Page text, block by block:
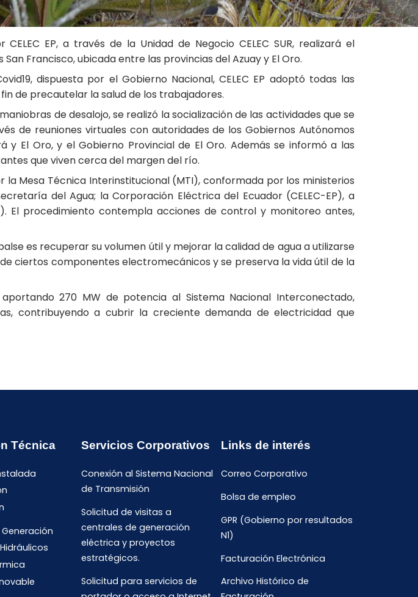
EP, a través de la Unidad de Negocio CELEC SUR, realizará el
Francisco, ubicada entre las provincias del Azuay y El Oro.
dispuesta por el Gobierno Nacional, CELEC EP adoptó todas las
de precautelar la salud de los trabajadores.
de desalojo, se realizó la socialización de las actividades que se
de reuniones virtuales con autoridades de los Gobiernos Autónomos
y El Oro, y el Gobierno Provincial de El Oro. Además se informó a las
que viven cerca del margen del río.
Mesa Técnica Interinstitucional (MTI), conformada por los ministerios
del Agua; la Corporación Eléctrica del Ecuador (CELEC-EP), a
El procedimiento contempla acciones de control y monitoreo antes,
es recuperar su volumen útil y mejorar la calidad de agua a utilizarse
ciertos componentes electromecánicos y se preserva la vida útil de la
270 MW de potencia al Sistema Nacional Interconectado,
contribuyendo a cubrir la creciente demanda de electricidad que
Técnica Servicios Corporativos
Conexión al Sistema Nacional
de Transmisión
Solicitud de visitas a
centrales de generación
eléctrica y proyectos
estratégicos.
Solicitud para servicios de
Links de interés
Correo Corporativo
Bolsa de empleo
GPR (Gobierno por resultados
N1)
Facturación Electrónica
Archivo Histórico de